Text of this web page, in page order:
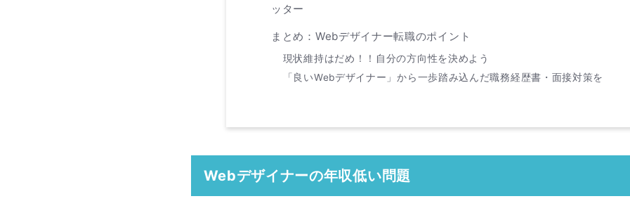
ッター
まとめ：Webデザイナー転職のポイント
現状維持はだめ！！自分の方向性を決めよう
「良いWebデザイナー」から一歩踏み込んだ職務経歴書・面接対策を
Webデザイナーの年収低い問題